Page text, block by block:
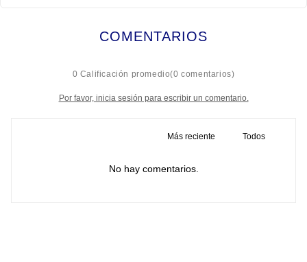
COMENTARIOS
0 Calificación promedio(0 comentarios)
Por favor, inicia sesión para escribir un comentario.
Más reciente Todos
No hay comentarios.